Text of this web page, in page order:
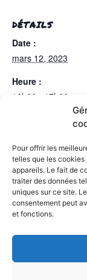
Pour offrir les
telles que les
appareils. Le fait de
traiter des données
uniques sur ce site.
consentement peut
et fonctions.
DÉTAILS
Date :
mars 12, 2023
Heure :
16h00 - 17h00
Catégorie
Ligue 2
Retrouvez